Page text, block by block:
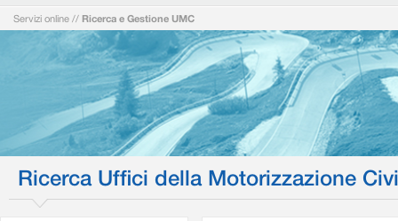
Servizi online // Ricerca e Gestione UMC
Ricerca Uffici della Motorizzazione